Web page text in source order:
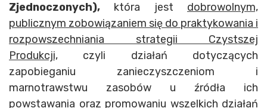
Zjednoczonych), która jest dobrowolnym,
publicznym zobowiązaniem się do praktykowania i
rozpowszechniania strategii Czystszej
Produkcji, czyli działań dotyczących
zapobieganiu zanieczyszczeniom i
marnotrawstwu zasobów u źródła ich
powstawania oraz promowaniu wszelkich działań